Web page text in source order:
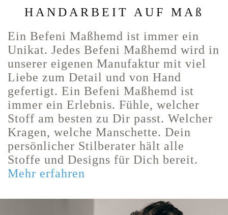
HANDARBEIT AUF MAß
Ein Befeni Maßhemd ist immer ein
Unikat. Jedes Befeni Maßhemd wird in
unserer eigenen Manufaktur mit viel
Liebe zum Detail und von Hand
gefertigt. Ein Befeni Maßhemd ist
immer ein Erlebnis. Fühle, welcher
Stoff am besten zu Dir passt. Welcher
Kragen, welche Manschette. Dein
persönlicher Stilberater hält alle
Stoffe und Designs für Dich bereit.
Mehr erfahren